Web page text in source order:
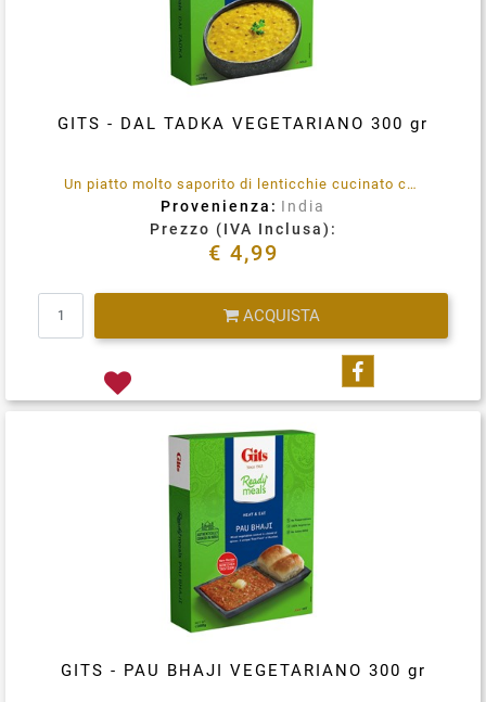
GITS - DAL TADKA VEGETARIANO 300 gr
Un piatto molto saporito di lenticchie cucinato con cipolla e semi di cumino. Senza conservanti aggiunti. 100% vegetariano. Immergere la busta integra in acqua bollente per 3-5 minuti, rimuovere, tagliare, aprire e servire.
Provenienza: India
Prezzo (IVA Inclusa):
€ 4,99
ACQUISTA
Condividi su
GITS - PAU BHAJI VEGETARIANO 300 gr